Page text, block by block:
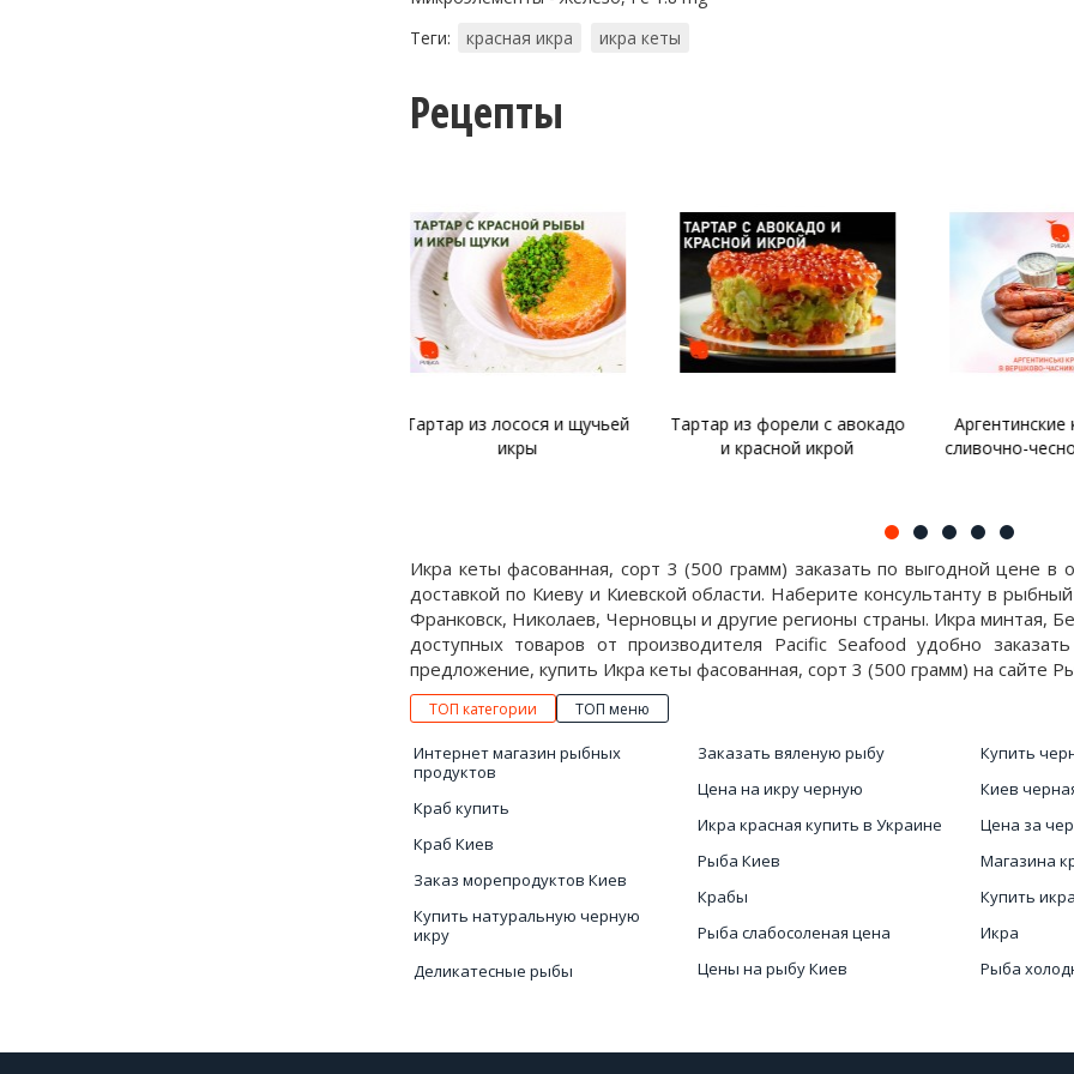
Теги:
красная икра икра кеты
Рецепты
Тартар из форели с авокадо
и красной икрой
Аргентинские креветки в
сливочно-чесночном соусе
Котлеты из
Икра кеты фасованная, сорт 3 (500 грамм) заказать по выгодной цене в
доставкой по Киеву и Киевской области. Наберите консультанту в
Франковск, Николаев, Черновцы и другие регионы страны. Икра минтая,
доступных товаров от производителя Pacific Seafood удобно
предложение, купить Икра кеты фасованная, сорт 3 (500 грамм) на сайте
ТОП категории ТОП меню
Интернет магазин рыбных
продуктов
Краб купить
Краб Киев
Заказ морепродуктов Киев
Купить натуральную черную
икру
Деликатесные рыбы
Заказать вяленую рыбу
Цена на икру черную
Икра красная купить в Украине
Рыба Киев
Крабы
Рыба слабосоленая цена
Цены на рыбу Киев
Купить
Киев
Цена за
Магазина
Купить
Икра
Рыба